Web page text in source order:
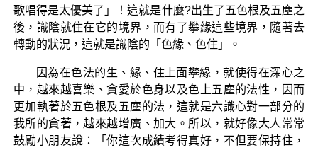
歌唱得是太優美了」！這就是什麼?出生了五色根及五塵之
後，識陰就住在它的境界，而有了攀緣這些境界，隨著去
轉動的狀況，這就是識陰的「色緣、色住」。
因為在色法的生、緣、住上面攀緣，就使得在深心之
中，越來越喜樂、貪愛於色身以及色上五塵的法性，因而
更加執著於五色根及五塵的法，這就是六識心對一部分的
我所的貪著，越來越增廣、加大。所以，就好像大人常常
鼓勵小朋友說：「你這次成績考得真好，不但要保持住，